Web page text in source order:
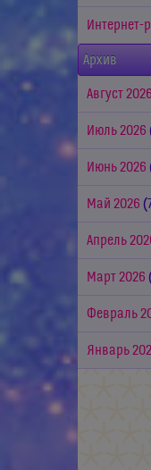
Интернет-
Архив
Август 2026
Июль 2026
Июнь 2026
Май 2026
Апрель
Март 2026
Февраль
Январь